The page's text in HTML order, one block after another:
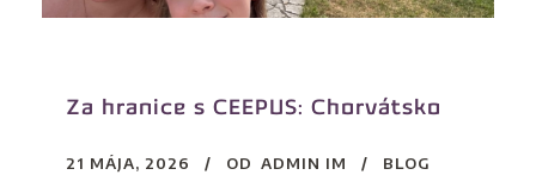
Za hranice s CEEPUS: Chorvátsko
21 MÁJA, 2026 OD ADMIN IM BLOG